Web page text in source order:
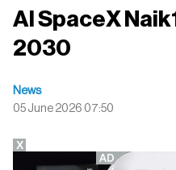
AI SpaceX
2030
News
05 June 2026 07:50
X